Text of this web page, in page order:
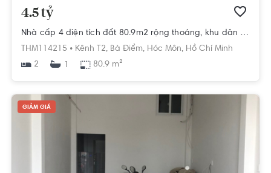
4.5 tỷ
Nhà cấp 4 diện tích đất 80.9m2 rộng thoáng, khu dân cư hiện hữu.
THM114215 • Kênh T2, Bà Điểm, Hóc Môn, Hồ Chí Minh
2
80.9 m²
GIẢM GIÁ